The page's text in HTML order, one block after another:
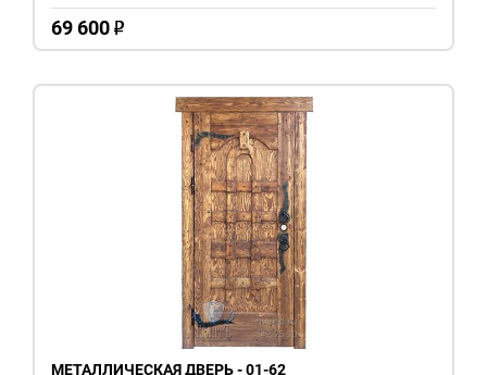
69 600 o
МЕТАЛЛИЧЕСКАЯ ДВЕРЬ - 01-62